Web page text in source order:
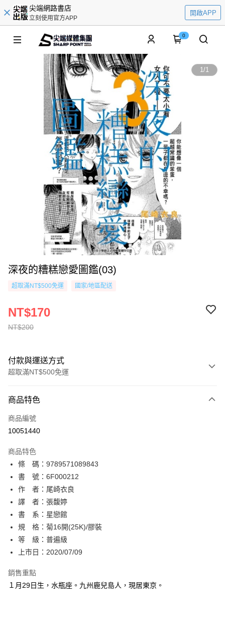
尖端網路書店
立刻使用官方APP
開啟APP
0
1/1
深夜的糟糕戀愛圖鑑(03)
超取滿NT$500免運 國家/地區配送
NT$200
NT$170
付款與運送方式
超取滿NT$500免運
信用卡一次付款
超商取貨付款
相關說明
【關於「AFTEE先享後付」】
AFTEE先享後付是「在收到商品之後才付款」的支付方式。 讓您購物簡單
便利好安心！
１．簡單：不需註冊會員、不需綁卡、不需儲值。
２．便利：只要手機號碼，簡訊認證，即可結帳。
３．安心：先確認商品／服務後，再付款。
【「AFTEE先享後付」結帳流程】
１．於結帳方式選擇「AFTEE先享後付」後，將跳轉至「AFTEE先享後付」
結帳頁面，進行簡訊認證並確認金額後，即可完成結帳。
２．訂單成立數日內，您將收到繳費通知簡訊。
ATM／網路銀行／等多元方式進行付款，方視為交易完成。
※ 請注意：結帳手續完成當下不需立刻繳費，但若您需要取消訂單，請聯絡
ATM付款
運送方式
全家取貨付款
每筆NT$80，滿NT$500(含以上)免運費
付款後全家取貨
商品特色
商品編號
10051440
商品特色
條 碼：9789571089843
書 號：6F000212
作 者：尾崎衣良
譯 者：張馥婷
書 系：星戀館
規 格：菊16開(25K)/膠裝
等 級：普遍級
上市日：2020/07/09
銷售重點
１月29日生，水瓶座。九州鹿兒島人，現居東京。